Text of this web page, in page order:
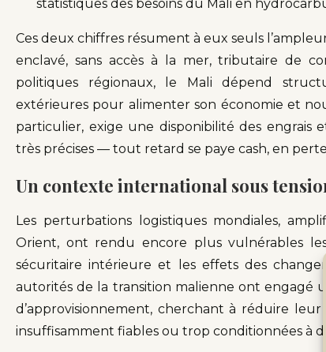
statistiques des besoins du Mali en
Ces deux chiffres résument à eux seuls
enclavé, sans accès à la mer, tributaire de
politiques régionaux, le Mali dépend
extérieures pour alimenter son économie et
particulier, exige une disponibilité des engrais
très précises — tout retard se paye cash, en
Un contexte international sous
Les perturbations logistiques mondiales,
Orient, ont rendu encore plus vulnérables les
sécuritaire intérieure et les effets des
autorités de la transition malienne ont engagé
d’approvisionnement, cherchant à réduire
insuffisamment fiables ou trop conditionnées à